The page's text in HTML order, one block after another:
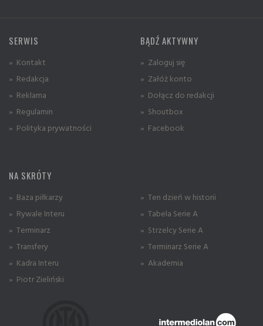
SERWIS
» Kontakt
» Redakcja
» Reklama
» Regulamin
» Polityka prywatności
BĄDŹ AKTYWNY
» Zaloguj się
» Załóż konto
» Dołącz do redakcji
» Shoutbox
» Facebook
NA SKRÓTY
» Baza piłkarzy
» Rywale Interu
» Terminarz
» Transfery
» Kadra Interu
» Piotr Zieliński
» Ten dzień w historii
» Tabela Serie A
» Strzelcy Serie A
» Terminarz Serie A
» Akademia